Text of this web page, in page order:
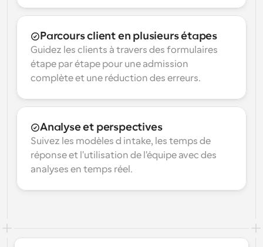
Parcours client en plusieurs étapes
Guidez les clients à travers des formulaires
étape par étape pour une admission
complète et une réduction des erreurs.
Analyse et perspectives
Suivez les modèles d intake, les temps de
réponse et l'utilisation de l'équipe avec des
analyses en temps réel.